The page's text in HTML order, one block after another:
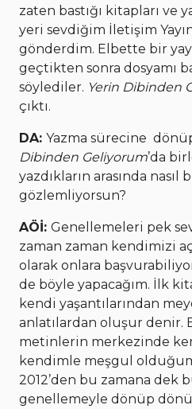
zaten bastığı kitapları ve
yeri sevdiğim İletişim
gönderdim. Elbette bir
geçtikten sonra dosyamı
söylediler. Yerin Dibinden
çıktı.
DA: Yazma sürecine
Dibinden Geliyorum’da
yazdıkların arasında nasıl
gözlemliyorsun?
AÖİ: Genellemeleri pek
zaman zaman kendimizi
olarak onlara
de böyle yapacağım. İlk
kendi yaşantılarından
anlatılardan oluşur denir.
metinlerin merkezinde
kendimle meşgul
2012’den bu zamana dek
genellemeyle dönüp